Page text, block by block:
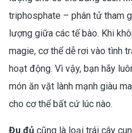
triphosphate – phân tử tham
lượng giữa các tế bào. Khi
magie, cơ thể dễ rơi vào tình
hoạt động. Vì vậy, bạn hãy
món ăn vặt lành mạnh giàu
cho cơ thể bất cứ lúc nào.
Đu đủ cũng là loại trái cây